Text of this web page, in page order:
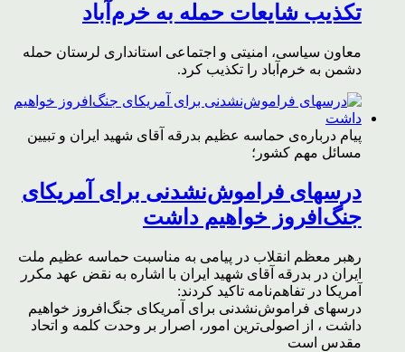
تکذیب شایعات حمله به خرم‌آباد
معاون سیاسی، امنیتی و اجتماعی استانداری لرستان حمله
دشمن به خرم‌آباد را تکذیب کرد.
پیام درباره‌ی حماسه عظیم بدرقه آقای شهید ایران و تبیین
مسائل مهم کشور؛
درسهای فراموش‌نشدنی برای آمریکای
جنگ‌افروز خواهیم داشت
رهبر معظم انقلاب در پیامی به مناسبت حماسه عظیم ملت
ایران در بدرقه آقای شهید ایران با اشاره به نقض عهد مکرر
آمریکا در تفاهم‌نامه تاکید کردند:
درسهای فراموش‌نشدنی برای آمریکای جنگ‌افروز خواهیم
داشت ، از اصولی‌ترین امور، اصرار بر وحدت کلمه و اتحاد
مقدس است